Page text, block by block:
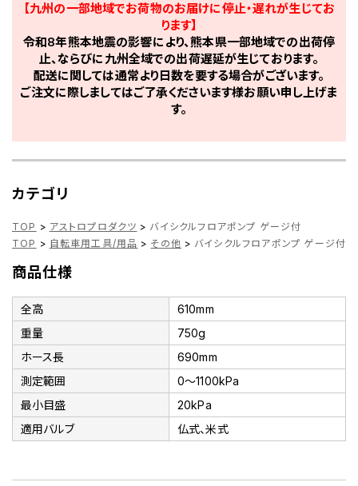
【九州の一部地域でお荷物のお届けに停止・遅れが生じてお
ります】
令和8年熊本地震の影響により、熊本県一部地域での出荷停
止、ならびに九州全域での出荷遅延が生じております。
配送に関しては通常より日数を要する場合がございます。
ご注文に際しましてはご了承くださいます様お願い申し上げま
す。
カテゴリ
TOP > アストロプロダクツ > バイシクルフロアポンプ ゲージ付
TOP > 自転車用工具/用品 > その他 > バイシクルフロアポンプ ゲージ付
商品仕様
全高
610mm
重量
750g
ホース長
690mm
測定範囲
0～1100kPa
最小目盛
20kPa
適用バルブ
仏式、米式